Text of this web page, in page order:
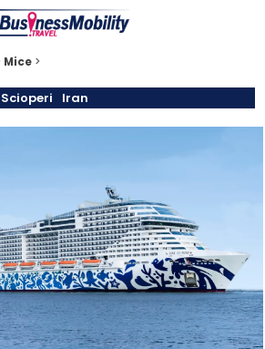
Mice >
Scioperi Iran